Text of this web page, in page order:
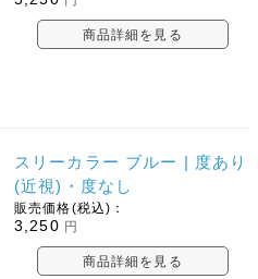
商品詳細を見る
スリーカラー ブルー | 度あり
(近視)・度なし
販売価格(税込)：
3,250 円
商品詳細を見る